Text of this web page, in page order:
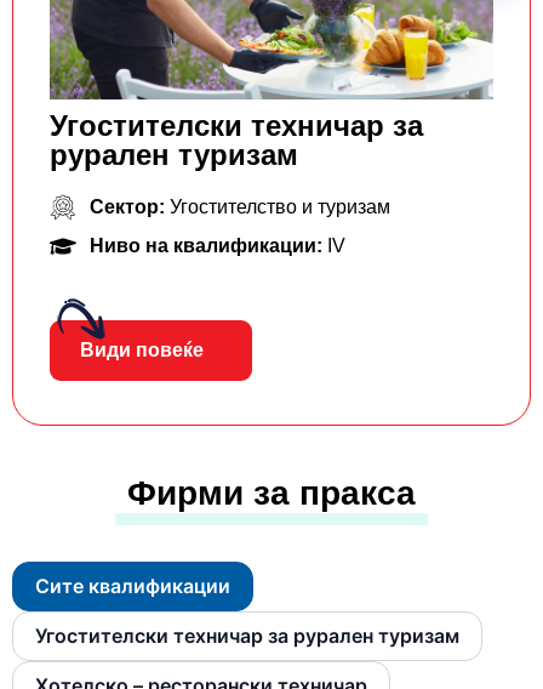
Угостителски техничар за
рурален туризам
Сектор: Угостителство и туризам
Ниво на квалификации: IV
Види повеќе
Фирми за пракса
Сите квалификации
Угостителски техничар за рурален туризам